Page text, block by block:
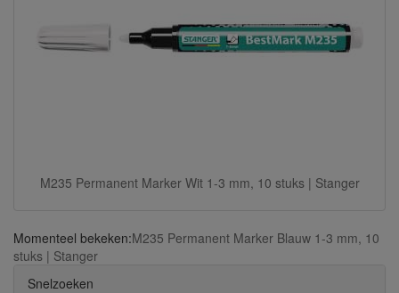
M235 Permanent Marker Wit 1-3 mm, 10 stuks | Stanger
Momenteel bekeken:M235 Permanent Marker Blauw 1-3 mm, 10
stuks | Stanger
Snelzoeken